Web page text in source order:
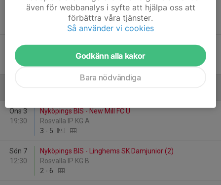
Sön 24
Nyköpings BIS - IK Viljan Strängnäs U
Rosvalla IP KG B
Fre 29
19:00
Julita GoIF - Nyköpings BIS
Ons 3
19:30
Nyköpings BIS - New Mill FC U
Rosvalla IP KG A
3 - 5
Sön 7
12:30
Nyköpings BIS - Linghems SK Damjunior (2)
Rosvalla IP KG B
2 - 6
även för webbanalys i syfte att hjälpa oss att
förbättra våra tjänster.
Så använder vi cookies
Godkänn alla kakor
Bara nödvändiga